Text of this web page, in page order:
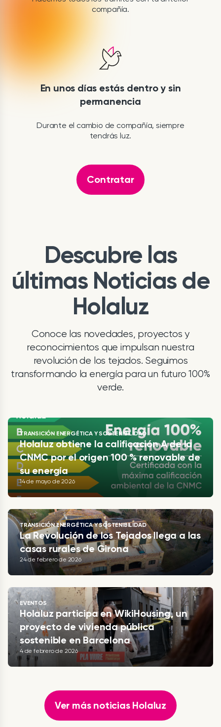
compañía.
En unos días estás dentro y sin
permanencia
Durante el cambio de compañía, siempre
tendrás luz.
Contratar
Descubre las
últimas Noticias de
Holaluz
Conoce las novedades, proyectos y
reconocimientos que impulsan nuestra
revolución de los tejados. Seguimos
transformando la energía para un futuro 100%
verde.
TRANSICIÓN ENERGÉTICA Y SOSTENIBILIDAD
Holaluz obtiene la calificación A de la
CNMC por el origen 100 % renovable de
su energía
14 de mayo de 2026
TRANSICIÓN ENERGÉTICA Y SOSTENIBILIDAD
La Revolución de los Tejados llega a las
casas rurales de Girona
24 de febrero de 2026
EVENTOS
Holaluz participa en WikiHousing, un
proyecto de vivienda pública
sostenible en Barcelona
4 de febrero de 2026
Ver más noticias Holaluz